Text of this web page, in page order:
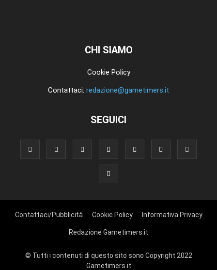
CHI SIAMO
Cookie Policy
Contattaci: redazione@gametimers.it
SEGUICI
Contattaci/Pubblicità Cookie Policy Informativa Privacy
Redazione Gametimers.it
© Tutti i contenuti di questo sito sono Copyright 2022
Gametimers.it